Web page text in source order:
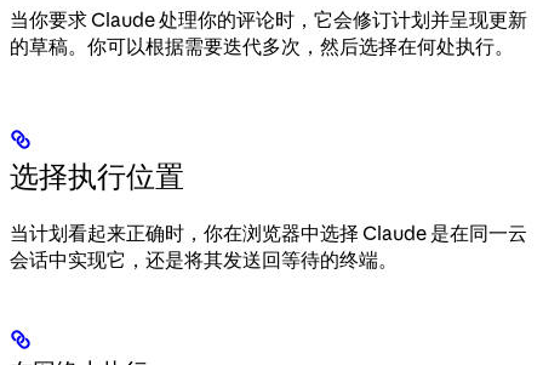
当你要求 Claude 处理你的评论时，它会修订计划并呈现更新
的草稿。你可以根据需要迭代多次，然后选择在何处执行。
选择执行位置
当计划看起来正确时，你在浏览器中选择 Claude 是在同一云
会话中实现它，还是将其发送回等待的终端。